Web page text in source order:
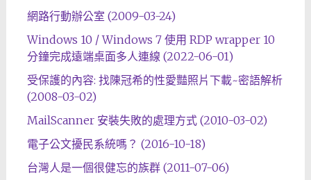
網路行動辦公室 (2009-03-24)
Windows 10 / Windows 7 使用 RDP wrapper 10
分鐘完成遠端桌面多人連線 (2022-06-01)
受保護的內容: 找陳冠希的性愛豔照片下載~密語解析
(2008-03-02)
MailScanner 安裝失敗的處理方式 (2010-03-02)
電子公文擾民系統嗎？ (2016-10-18)
台灣人是一個很健忘的族群 (2011-07-06)